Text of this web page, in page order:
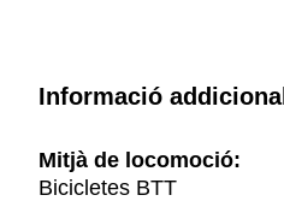
Informació addicional
Mitjà de locomoció:
Bicicletes BTT